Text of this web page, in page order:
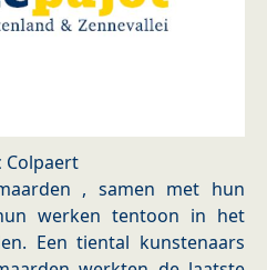
Colpaert
, samen met hun
werken tentoon in het
Een tiental kunstenaars